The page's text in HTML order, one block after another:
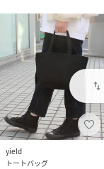
swap_vert
yield
トートバッグ